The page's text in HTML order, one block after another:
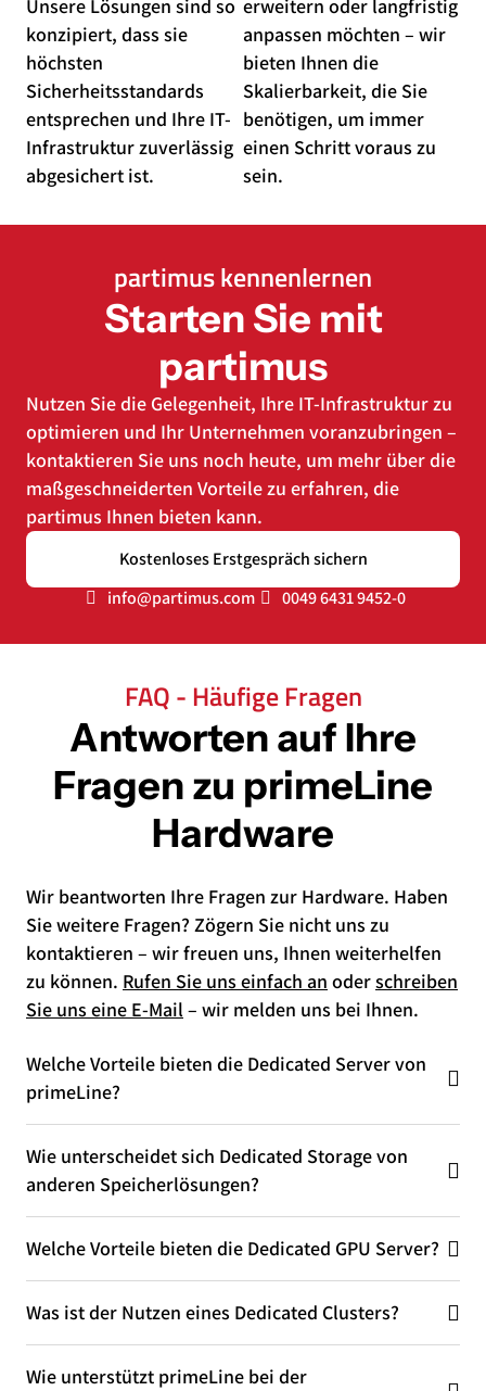
Unsere Lösungen sind so
konzipiert, dass sie
höchsten
Sicherheitsstandards
entsprechen und Ihre IT-
Infrastruktur zuverlässig
abgesichert ist.
erweitern oder langfristig
anpassen möchten – wir
bieten Ihnen die
Skalierbarkeit, die Sie
benötigen, um immer
einen Schritt voraus zu
sein.
partimus kennenlernen
Starten Sie mit
partimus
Nutzen Sie die Gelegenheit, Ihre IT-Infrastruktur zu
optimieren und Ihr Unternehmen voranzubringen –
kontaktieren Sie uns noch heute, um mehr über die
maßgeschneiderten Vorteile zu erfahren, die
partimus Ihnen bieten kann.
Kostenloses Erstgespräch sichern
info@partimus.com
0049 6431 9452-0
FAQ - Häufige Fragen
Antworten auf Ihre
Fragen zu primeLine
Hardware
Wir beantworten Ihre Fragen zur Hardware. Haben
Sie weitere Fragen? Zögern Sie nicht uns zu
kontaktieren – wir freuen uns, Ihnen weiterhelfen
zu können. Rufen Sie uns einfach an oderschreiben
Sie uns eine E-Mail – wir melden uns bei Ihnen.
Welche Vorteile bieten die Dedicated Server von
primeLine?
Wie unterscheidet sich Dedicated Storage von
anderen Speicherlösungen?
Welche Vorteile bieten die Dedicated GPU Server?
Was ist der Nutzen eines Dedicated Clusters?
Wie unterstützt primeLine bei der